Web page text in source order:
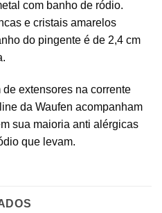
com banho de ródio.
e cristais amarelos
do pingente é de 2,4 cm
extensores na corrente
da Waufen acompanham
sua maioria anti alérgicas
que levam.